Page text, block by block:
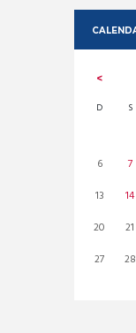
D S
6
7
13
14
20
21
27
28